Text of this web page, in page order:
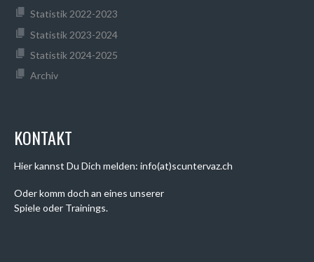
Statistik 2022-2023
Statistik 2023-2024
Statistik 2024-2025
Archiv
KONTAKT
Hier kannst Du Dich melden: info(at)scuntervaz.ch
Oder komm doch an eines unserer
Spiele oder Trainings.